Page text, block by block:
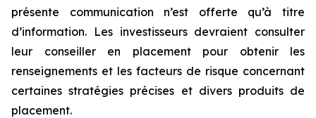
présente communication n’est offerte qu’à titre
d’information. Les investisseurs devraient consulter
leur conseiller en placement pour obtenir les
renseignements et les facteurs de risque concernant
certaines stratégies précises et divers produits de
placement.